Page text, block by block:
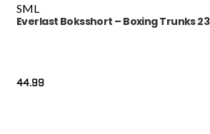
SML
Everlast Boksshort – Boxing Trunks
44.99